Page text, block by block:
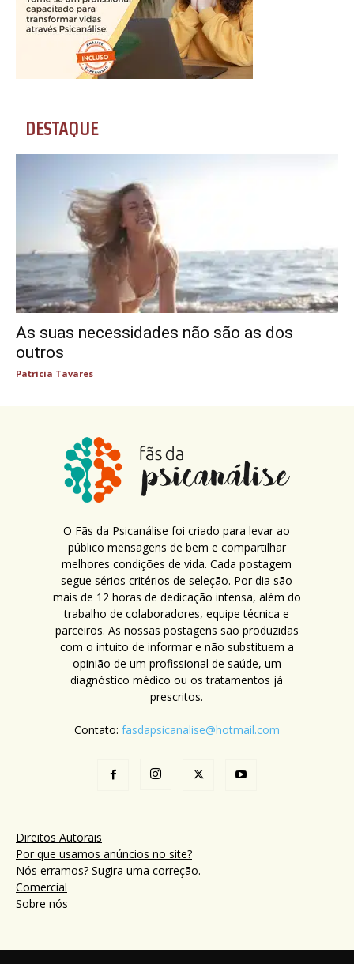
DESTAQUE
As suas necessidades não são as dos
outros
Patricia Tavares
O Fãs da Psicanálise foi criado para levar ao
público mensagens de bem e compartilhar
melhores condições de vida. Cada postagem
segue sérios critérios de seleção. Por dia são
mais de 12 horas de dedicação intensa, além do
trabalho de colaboradores, equipe técnica e
parceiros. As nossas postagens são produzidas
com o intuito de informar e não substituem a
opinião de um profissional de saúde, um
diagnóstico médico ou os tratamentos já
prescritos.
Contato: fasdapsicanalise@hotmail.com
Direitos Autorais
Por que usamos anúncios no site?
Nós erramos? Sugira uma correção.
Comercial
Sobre nós